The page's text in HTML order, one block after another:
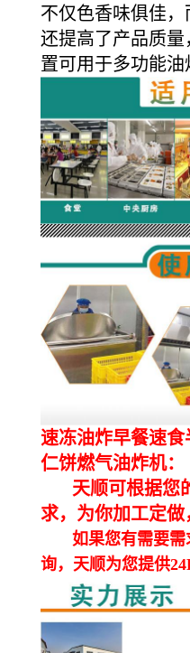
不仅色香味俱佳
还提高了产品质
置可用于多功能油
速冻油炸早餐速
仁饼燃气油炸机：
天顺可根据您
求，为你加工定
如果您有需要需
询，天顺为您提供